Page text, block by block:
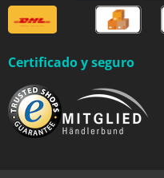
Certificado y seguro